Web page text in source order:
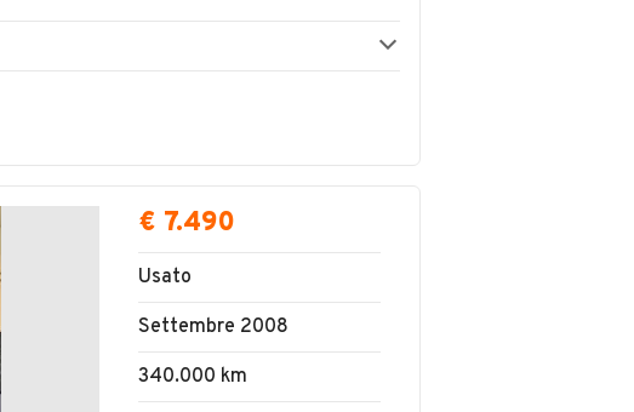
€ 7.490
Usato
Settembre 2008
340.000 km